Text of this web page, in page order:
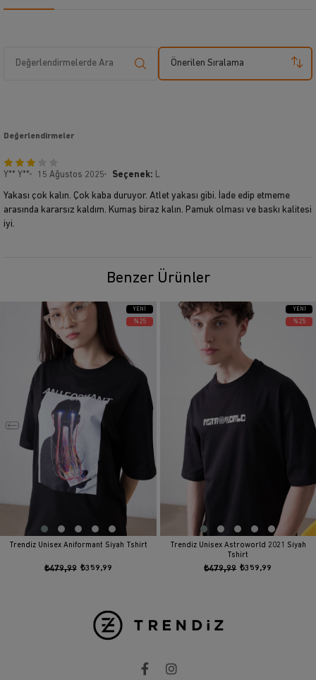
Önerilen Sıralama
Değerlendirmeler
Y** Y** 15 Ağustos 2025 Seçenek: L
Yakası çok kalın. Çok kaba duruyor. Atlet yakası gibi. İade edip etmeme
arasında kararsız kaldım. Kumaş biraz kalın. Pamuk olması ve baskı kalitesi
iyi.
Benzer Ürünler
Trendiz Unisex Aniformant Siyah Tshirt
₺359,99
₺479,99
YENI
ÜRÜN
%25
Trendiz Unisex Astroworld 2021 Siyah
Tshirt
₺359,99
₺479,99
YENI
ÜRÜN
%25